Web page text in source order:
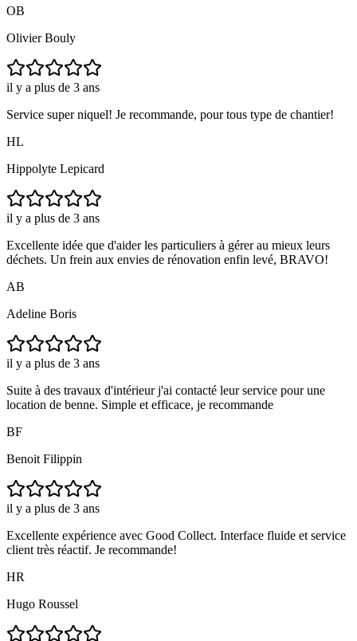
OB
Olivier Bouly
il y a plus de 3 ans
Service super niquel! Je recommande, pour tous type de chantier!
HL
Hippolyte Lepicard
il y a plus de 3 ans
Excellente idée que d'aider les particuliers à gérer au mieux leurs
déchets. Un frein aux envies de rénovation enfin levé, BRAVO!
AB
Adeline Boris
il y a plus de 3 ans
Suite à des travaux d'intérieur j'ai contacté leur service pour une
location de benne. Simple et efficace, je recommande
BF
Benoit Filippin
il y a plus de 3 ans
Excellente expérience avec Good Collect. Interface fluide et service
client très réactif. Je recommande!
HR
Hugo Roussel